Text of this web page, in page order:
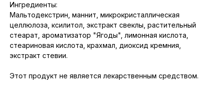
Ингредиенты:
Мальтодекстрин, маннит, микрокристаллическая
целлюлоза, ксилитол, экстракт свеклы, растительный
стеарат, ароматизатор "Ягоды", лимонная кислота,
стеариновая кислота, крахмал, диоксид кремния,
экстракт стевии.
Этот продукт не является лекарственным средством.